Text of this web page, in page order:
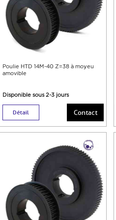
Poulie HTD 14M-40 Z=38 à moyeu
amovible
Disponible sous 2-3 jours
Détail Contact